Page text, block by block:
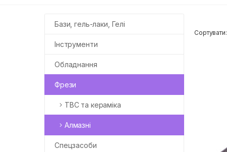
Бази, гель-лаки, Гелі
Інструменти
Обладнання
Фрези
ТВС та кераміка
Алмазні
Спецзасоби
Сортувати: